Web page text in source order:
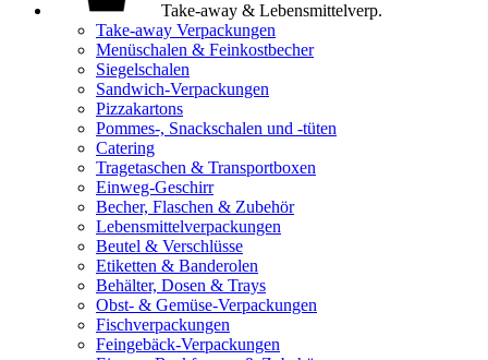
Take-away & Lebensmittelverp.
Take-away Verpackungen
Menüschalen & Feinkostbecher
Siegelschalen
Sandwich-Verpackungen
Pizzakartons
Pommes-, Snackschalen und -tüten
Catering
Tragetaschen & Transportboxen
Einweg-Geschirr
Becher, Flaschen & Zubehör
Lebensmittelverpackungen
Beutel & Verschlüsse
Etiketten & Banderolen
Behälter, Dosen & Trays
Obst- & Gemüse-Verpackungen
Fischverpackungen
Feingebäck-Verpackungen